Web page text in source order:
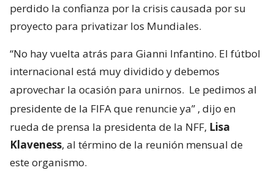
perdido la confianza por la crisis causada por su
proyecto para privatizar los Mundiales.
“No hay vuelta atrás para Gianni Infantino. El fútbol
internacional está muy dividido y debemos
aprovechar la ocasión para unirnos. Le pedimos al
presidente de la FIFA que renuncie ya” , dijo en
rueda de prensa la presidenta de la NFF, Lisa
Klaveness, al término de la reunión mensual de
este organismo.